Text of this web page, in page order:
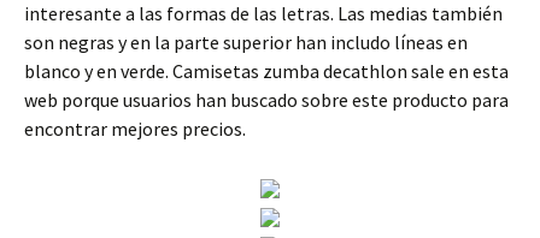
interesante a las formas de las letras. Las medias también
son negras y en la parte superior han includo líneas en
blanco y en verde. Camisetas zumba decathlon sale en esta
web porque usuarios han buscado sobre este producto para
encontrar mejores precios.